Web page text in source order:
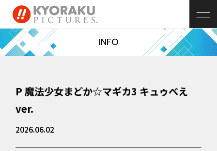
INFO
P 魔法少女まどか☆マギカ3 キュゥべえ
ver.
2026.06.02